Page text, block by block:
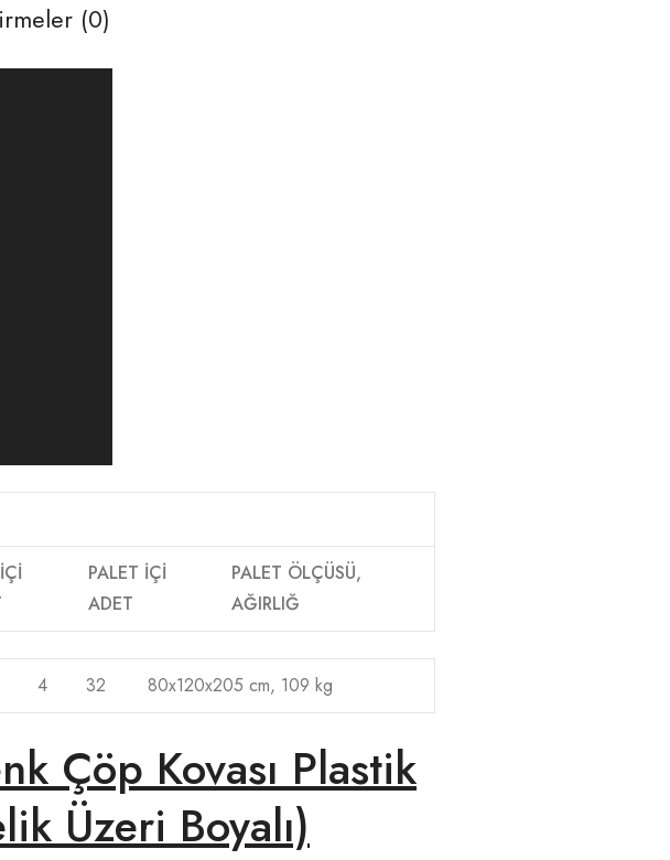
(0)
PALET İÇİ
ADET
PALET ÖLÇÜSÜ,
AĞIRLIĞ
4 32 80x120x205 cm, 109 kg
Çöp Kovası Plastik
Üzeri Boyalı)